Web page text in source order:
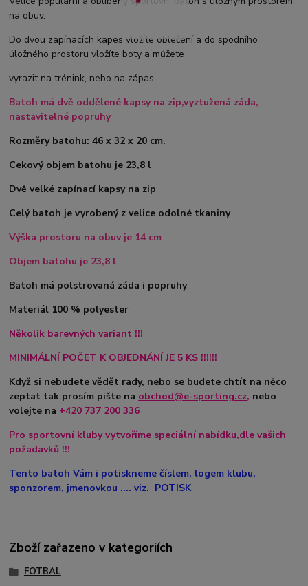
na obuv.
Do dvou zapínacích kapes vložíte oblečení a do spodního
úložného prostoru vložíte boty a můžete
vyrazit na trénink, nebo na zápas.
Batoh má dvě oddělené kapsy na zip,vyztužená záda,
nastavitelné popruhy
Rozměry batohu: 46 x 32 x 20 cm.
Cekový objem batohu je 23,8 l
Dvě velké zapínací kapsy na zip
Celý batoh je vyrobený z velice odolné tkaniny
Výška prostoru na obuv je 14 cm
Objem batohu je 23,8 l
Batoh má polstrovaná záda i popruhy
Materiál 100 % polyester
Několik barevných variant !!!
MINIMÁLNÍ POČET K OBJEDNÁNÍ JE 5 KS !!!!!!
Když si nebudete vědět rady, nebo se budete chtít na něco
zeptat tak prosím pište na obchod@e-sporting.cz, nebo
volejte na +420 737 200 336
Pro sportovní kluby vytvoříme speciální nabídku,dle vašich
požadavků !!!
Tento batoh Vám i potiskneme číslem, logem klubu,
sponzorem, jmenovkou .... viz. POTISK
Zboží zařazeno v kategoriích
FOTBAL